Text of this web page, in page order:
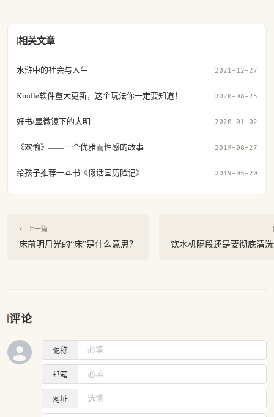
相关文章
水浒中的社会与人生 2021-12-27
Kindle软件重大更新，这个玩法你一定要知道！ 2020-08-25
好书/显微镜下的大明 2020-01-02
《欢愉》——一个优雅而性感的故事 2019-08-27
给孩子推荐一本书《假话国历险记》 2019-05-20
← 上一篇
床前明月光的“床”是什么意思？ 饮水机隔段还是要彻底清
评论
昵称
邮箱
网址